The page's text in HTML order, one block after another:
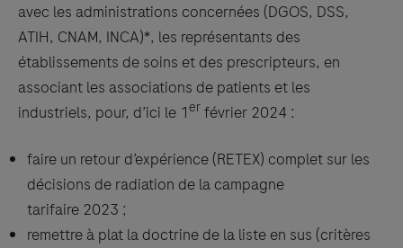
avec les administrations concernées (DGOS, DSS,
ATIH, CNAM, INCA)*, les représentants des
établissements de soins et des prescripteurs, en
associant les associations de patients et les
industriels, pour, d’ici le 1er février 2024 :
faire un retour d’expérience (RETEX) complet sur les
décisions de radiation de la campagne
tarifaire 2023 ;
remettre à plat la doctrine de la liste en sus (critères